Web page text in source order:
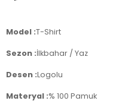
Model :T-Shirt
Sezon :İlkbahar / Yaz
Desen :Logolu
Materyal :% 100 Pamuk